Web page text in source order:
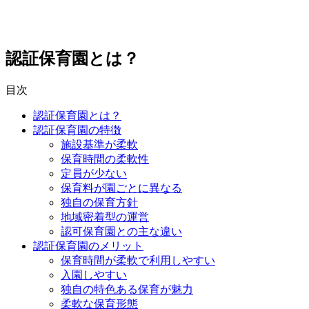
認証保育園とは？
目次
認証保育園とは？
認証保育園の特徴
施設基準が柔軟
保育時間の柔軟性
定員が少ない
保育料が園ごとに異なる
独自の保育方針
地域密着型の運営
認可保育園との主な違い
認証保育園のメリット
保育時間が柔軟で利用しやすい
入園しやすい
独自の特色ある保育が魅力
柔軟な保育形態